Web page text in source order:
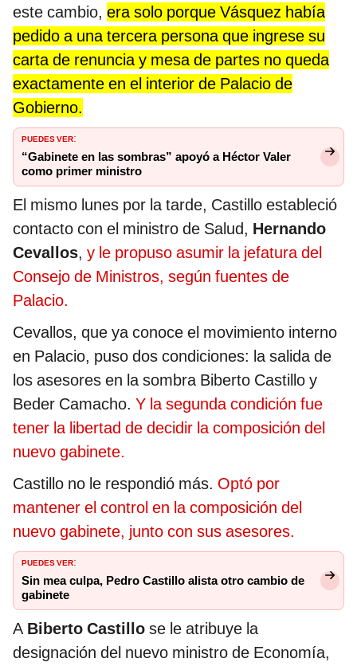
este cambio, era solo porque Vásquez había
pedido a una tercera persona que ingrese su
carta de renuncia y mesa de partes no queda
exactamente en el interior de Palacio de
Gobierno.
PUEDES VER:
“Gabinete en las sombras” apoyó a Héctor Valer
como primer ministro
El mismo lunes por la tarde, Castillo estableció
contacto con el ministro de Salud, Hernando
Cevallos, y le propuso asumir la jefatura del
Consejo de Ministros, según fuentes de
Palacio.
Cevallos, que ya conoce el movimiento interno
en Palacio, puso dos condiciones: la salida de
los asesores en la sombra Biberto Castillo y
Beder Camacho. Y la segunda condición fue
tener la libertad de decidir la composición del
nuevo gabinete.
Castillo no le respondió más. Optó por
mantener el control en la composición del
nuevo gabinete, junto con sus asesores.
PUEDES VER:
Sin mea culpa, Pedro Castillo alista otro cambio de
gabinete
A Biberto Castillo se le atribuye la
designación del nuevo ministro de Economía,